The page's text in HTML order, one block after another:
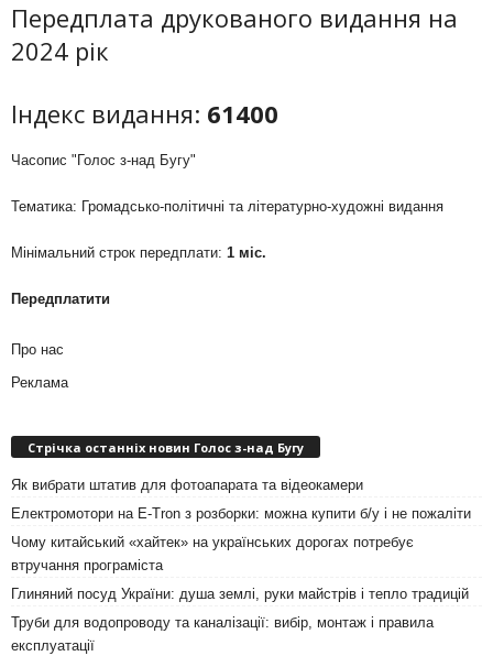
Передплата друкованого видання на
2024 рік
Індекс видання: 61400
Часопис "Голос з-над Бугу"
Тематика: Громадсько-політичні та літературно-художні видання
Мінімальний строк передплати: 1 міс.
Передплатити
Про нас
Реклама
Стрічка останніх новин Голос з-над Бугу
Як вибрати штатив для фотоапарата та відеокамери
Електромотори на E-Tron з розборки: можна купити б/у і не пожаліти
Чому китайський «хайтек» на українських дорогах потребує
втручання програміста
Глиняний посуд України: душа землі, руки майстрів і тепло традицій
Труби для водопроводу та каналізації: вибір, монтаж і правила
експлуатації